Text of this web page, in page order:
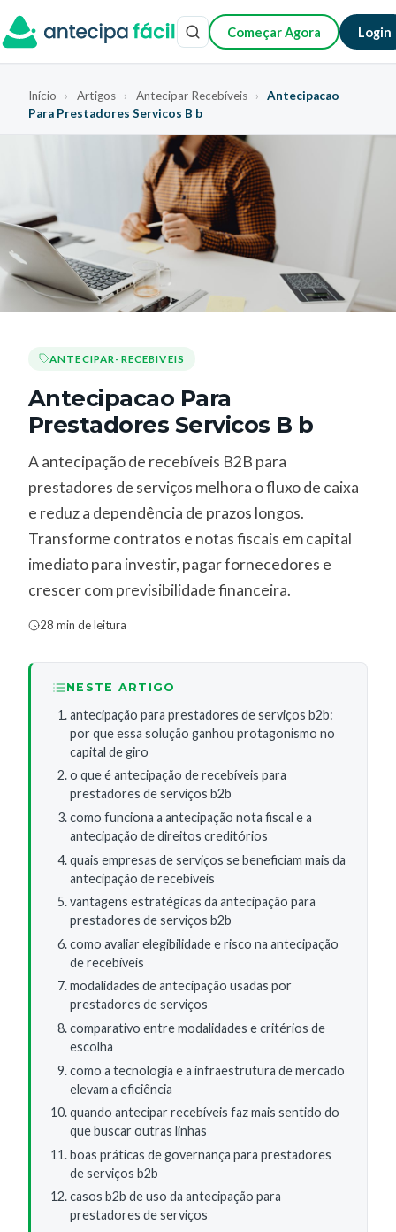
Começar Agora Login
Início › Artigos › Antecipar Recebíveis ›
Antecipacao
Para Prestadores Servicos B b
ANTECIPAR-RECEBIVEIS
Antecipacao Para
Prestadores Servicos B b
A antecipação de recebíveis B2B para
prestadores de serviços melhora o fluxo de caixa
e reduz a dependência de prazos longos.
Transforme contratos e notas fiscais em capital
imediato para investir, pagar fornecedores e
crescer com previsibilidade financeira.
28 min de leitura
NESTE ARTIGO
antecipação para prestadores de serviços b2b:
por que essa solução ganhou protagonismo no
capital de giro
o que é antecipação de recebíveis para
prestadores de serviços b2b
como funciona a antecipação nota fiscal e a
antecipação de direitos creditórios
quais empresas de serviços se beneficiam mais da
antecipação de recebíveis
vantagens estratégicas da antecipação para
prestadores de serviços b2b
como avaliar elegibilidade e risco na antecipação
de recebíveis
modalidades de antecipação usadas por
prestadores de serviços
comparativo entre modalidades e critérios de
escolha
como a tecnologia e a infraestrutura de mercado
elevam a eficiência
quando antecipar recebíveis faz mais sentido do
que buscar outras linhas
boas práticas de governança para prestadores
de serviços b2b
casos b2b de uso da antecipação para
prestadores de serviços